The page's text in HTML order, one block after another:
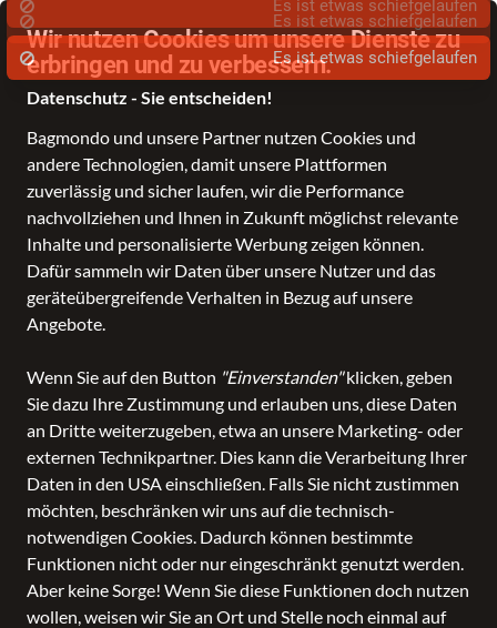
Wir nutzen Cookies um unsere Dienste zu
erbringen und zu verbessern.
Datenschutz - Sie entscheiden!
Bagmondo und unsere Partner nutzen Cookies und
andere Technologien, damit unsere Plattformen
zuverlässig und sicher laufen, wir die Performance
nachvollziehen und Ihnen in Zukunft möglichst relevante
Inhalte und personalisierte Werbung zeigen können.
Dafür sammeln wir Daten über unsere Nutzer und das
geräteübergreifende Verhalten in Bezug auf unsere
Angebote.
Wenn Sie auf den Button "Einverstanden"klicken, geben
Sie dazu Ihre Zustimmung und erlauben uns, diese Daten
an Dritte weiterzugeben, etwa an unsere Marketing- oder
externen Technikpartner. Dies kann die Verarbeitung Ihrer
Daten in den USA einschließen. Falls Sie nicht zustimmen
möchten, beschränken wir uns auf die technisch-
notwendigen Cookies. Dadurch können bestimmte
Funktionen nicht oder nur eingeschränkt genutzt werden.
Aber keine Sorge! Wenn Sie diese Funktionen doch nutzen
wollen, weisen wir Sie an Ort und Stelle noch einmal auf
Schule Reise Business Freizeit Fashion & Lifestyle